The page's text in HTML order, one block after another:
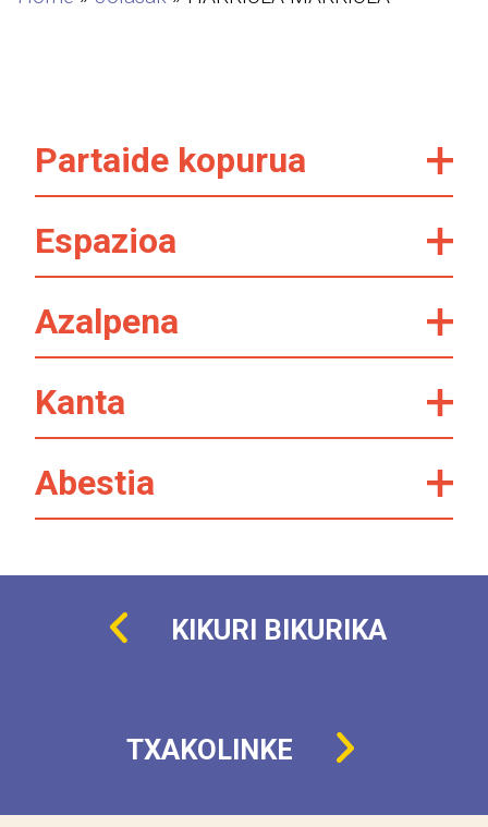
Partaide kopurua
Espazioa
Azalpena
Kanta
Abestia
KIKURI BIKURIKA
TXAKOLINKE